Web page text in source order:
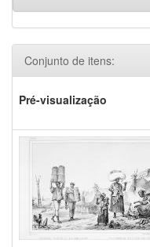
Conjunto de itens:
Pré-visualização